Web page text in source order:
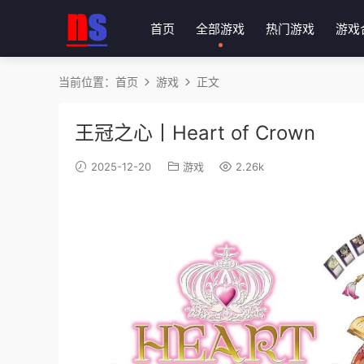
首页 全部游戏 热门游戏 游戏
当前位置： 首页 游戏 正文
王冠之心丨Heart of Crown
2025-12-20 游戏 2.26k